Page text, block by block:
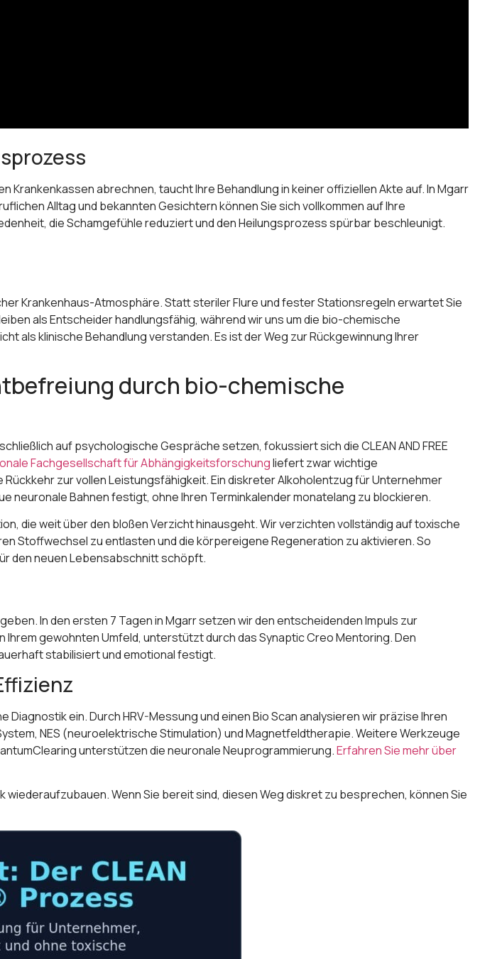
abrechnen, taucht Ihre Behandlung in keiner offiziellen Akte auf. In Mgarr
Alltag und bekannten Gesichtern können Sie sich vollkommen auf Ihre
die Schamgefühle reduziert und den Heilungsprozess spürbar beschleunigt.
Krankenhaus-Atmosphäre. Statt steriler Flure und fester Stationsregeln erwartet Sie
als Entscheider handlungsfähig, während wir uns um die bio-chemische
als klinische Behandlung verstanden. Es ist der Weg zur Rückgewinnung Ihrer
durch bio-chemische
auf psychologische Gespräche setzen, fokussiert sich die CLEAN AND FREE
Fachgesellschaft für Abhängigkeitsforschungliefert zwar wichtige
zur vollen Leistungsfähigkeit. Ein diskreter Alkoholentzug für Unternehmer
neuronale Bahnen festigt, ohne Ihren Terminkalender monatelang zu blockieren.
die weit über den bloßen Verzicht hinausgeht. Wir verzichten vollständig auf toxische
Stoffwechsel zu entlasten und die körpereigene Regeneration zu aktivieren. So
den neuen Lebensabschnitt schöpft.
In den ersten 7 Tagen in Mgarr setzen wir den entscheidenden Impuls zur
gewohnten Umfeld, unterstützt durch das Synaptic Creo Mentoring. Den
stabilisiert und emotional festigt.
ein. Durch HRV-Messung und einen Bio Scan analysieren wir präzise Ihren
NES (neuroelektrische Stimulation) und Magnetfeldtherapie. Weitere Werkzeuge
unterstützen die neuronale Neuprogrammierung.Erfahren Sie mehr über
Wenn Sie bereit sind, diesen Weg diskret zu besprechen, können Sie